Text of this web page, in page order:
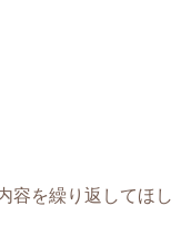
容を繰り返してほし